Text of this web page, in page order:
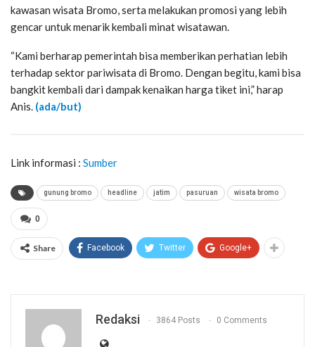
kawasan wisata Bromo, serta melakukan promosi yang lebih
gencar untuk menarik kembali minat wisatawan.
“Kami berharap pemerintah bisa memberikan perhatian lebih
terhadap sektor pariwisata di Bromo. Dengan begitu, kami bisa
bangkit kembali dari dampak kenaikan harga tiket ini,” harap
Anis. (ada/but)
Link informasi : Sumber
gunung bromo headline jatim pasuruan wisata bromo
0
Share Facebook Twitter Google+
Redaksi 3864 Posts 0 Comments